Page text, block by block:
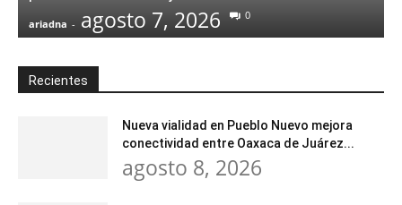
ariadna - agosto 7, 2026 0
Recientes
Nueva vialidad en Pueblo Nuevo mejora
conectividad entre Oaxaca de Juárez...
agosto 8, 2026